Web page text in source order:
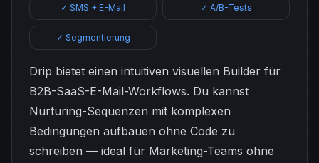
✓ SMS + E-Mail ✓ A/B-Tests
✓ Segmentierung
Drip bietet einen intuitiven visuellen Builder für
B2B-SaaS-E-Mail-Workflows. Du kannst
Nurturing-Sequenzen mit komplexen
Bedingungen aufbauen ohne Code zu
schreiben — ideal für Marketing-Teams ohne